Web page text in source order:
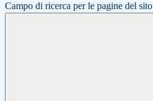
Campo di ricerca per le pagine del sito